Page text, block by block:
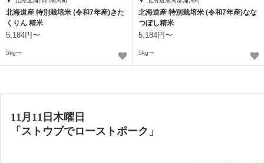
北海道産 特別栽培米 (令和7年産)きた
くりん 精米
5,184円〜
5kg〜
北海道産 特別栽培米 (令和7年産)なな
つぼし精米
5,184円〜
5kg〜
11月11日木曜日
「 ストウブでローストポーク」